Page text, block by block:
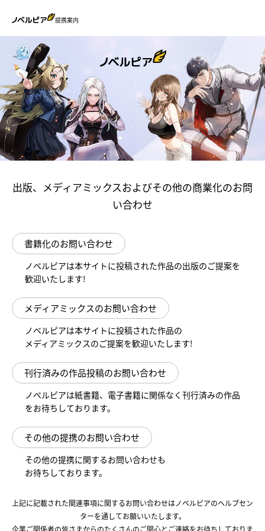
提携案内
出版、メディアミックスおよびその他の商業化のお問
い合わせ
書籍化のお問い合わせ
ノベルピアは本サイトに投稿された作品の出版のご提案を
歓迎いたします!
メディアミックスのお問い合わせ
ノベルピアは本サイトに投稿された作品の
メディアミックスのご提案を歓迎いたします!
刊行済みの作品投稿のお問い合わせ
ノベルピアは紙書籍、電子書籍に関係なく刊行済みの作品
をお待ちしております。
その他の提携のお問い合わせ
その他の提携に関するお問い合わせも
お待ちしております。
上記に記載された関連事項に関するお問い合わせはノベルピアのヘルプセン
ターを通してお願いいたします。
企業ご関係者の皆さまからのたくさんのご関心とご連絡をお待ちしておりま